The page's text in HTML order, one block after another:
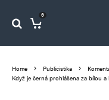
0
Home Publicistika
Když je černá prohlášena za bílou a